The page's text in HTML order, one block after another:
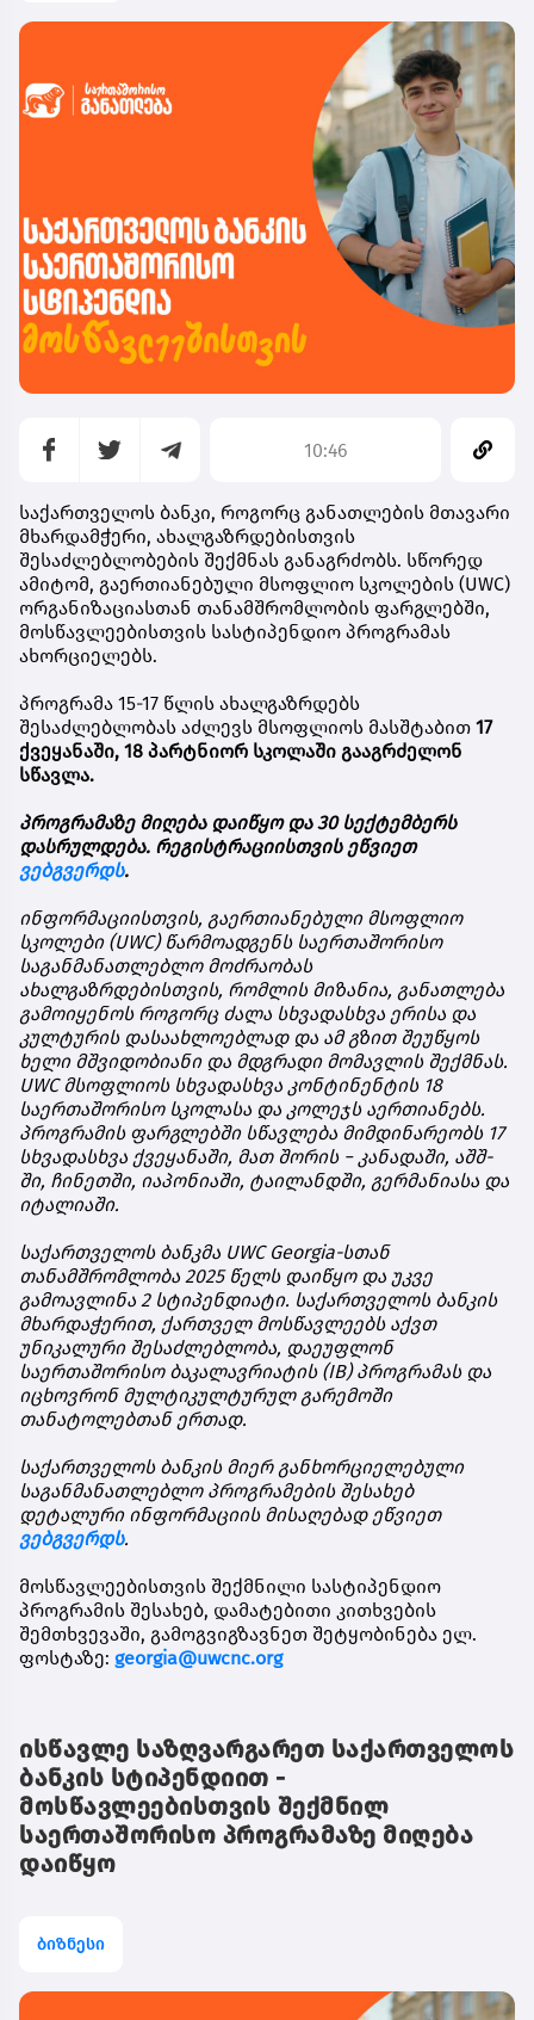
10:46
საქართველოს ბანკი, როგორც განათლების მთავარი
მხარდამჭერი, ახალგაზრდებისთვის
შესაძლებლობების შექმნას განაგრძობს. სწორედ
ამიტომ, გაერთიანებული მსოფლიო სკოლების (UWC)
ორგანიზაციასთან თანამშრომლობის ფარგლებში,
მოსწავლეებისთვის სასტიპენდიო პროგრამას
ახორციელებს.
პროგრამა 15-17 წლის ახალგაზრდებს
შესაძლებლობას აძლევს მსოფლიოს მასშტაბით 17
ქვეყანაში, 18 პარტნიორ სკოლაში გააგრძელონ
სწავლა.
პროგრამაზე მიღება დაიწყო და30 სექტემბერს
დასრულდება. რეგისტრაციისთვის ეწვიეთ
ვებგვერდს.
ინფორმაციისთვის, გაერთიანებული მსოფლიო
სკოლები(UWC) წარმოადგენს საერთაშორისო
საგანმანათლებლო მოძრაობას
ახალგაზრდებისთვის, რომლის მიზანია, განათლება
გამოიყენოს როგორც ძალა სხვადასხვა ერისა და
კულტურის დასაახლოებლად და ამ გზით შეუწყოს
ხელი მშვიდობიანი და მდგრადი მომავლის შექმნას.
UWCმსოფლიოს სხვადასხვა კონტინენტის18
საერთაშორისო სკოლასა და კოლეჯს აერთიანებს.
პროგრამის ფარგლებში სწავლება მიმდინარეობს17
სხვადასხვა ქვეყანაში, მათ შორის−კანადაში, აშშ-
ში, ჩინეთში, იაპონიაში, ტაილანდში, გერმანიასა და
იტალიაში.
საქართველოს ბანკმა UWC Georgia-სთან
თანამშრომლობა 2025 წელს დაიწყო და უკვე
გამოავლინა 2 სტიპენდიატი. საქართველოს ბანკის
მხარდაჭერით, ქართველ მოსწავლეებს აქვთ
უნიკალური შესაძლებლობა, დაეუფლონ
საერთაშორისო ბაკალავრიატის(IB)პროგრამას და
იცხოვრონ მულტიკულტურულ გარემოში
თანატოლებთან ერთად.
საქართველოს ბანკის მიერ განხორციელებული
საგანმანათლებლო პროგრამების შესახებ
დეტალური ინფორმაციის მისაღებად ეწვიეთ
ვებგვერდს.
მოსწავლეებისთვის შექმნილი სასტიპენდიო
პროგრამის შესახებ, დამატებითი კითხვების
შემთხვევაში, გამოგვიგზავნეთ შეტყობინება ელ.
ფოსტაზე: georgia@uwcnc.org
ისწავლე საზღვარგარეთ საქართველოს
ბანკის სტიპენდიით -
მოსწავლეებისთვის შექმნილ
საერთაშორისო პროგრამაზე მიღება
დაიწყო
ბიზნესი